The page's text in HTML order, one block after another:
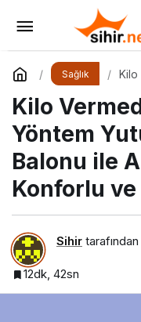
Sağlık
Kilo
Kilo
Yöntem
Balonu ile
Konforlu ve
Sihir tarafından
12dk, 42sn
Anti-
Yorum Yap